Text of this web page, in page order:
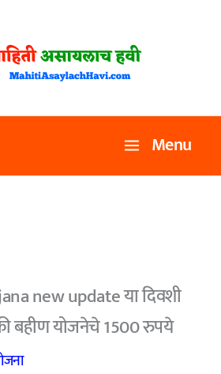
Menu
new update या दिवशी
बहीण योजनेचे 1500 रुपये